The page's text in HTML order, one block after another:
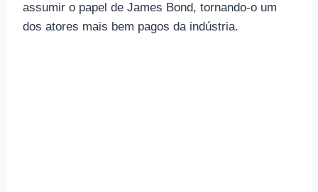
assumir o papel de James Bond, tornando-o um
dos atores mais bem pagos da indústria.